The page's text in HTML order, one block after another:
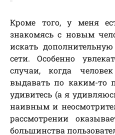
Кроме того, у меня
знакомясь с новым
искать
сети. Особенно
случаи, когда
выдавать по каким-то
удивитесь (а я
наивным и
рассмотрении
большинства